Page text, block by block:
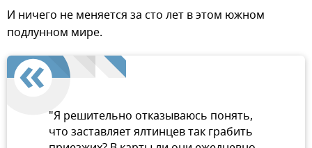
И ничего не меняется за сто лет в этом южном
подлунном мире.
"Я решительно отказываюсь понять,
что заставляет ялтинцев так грабить